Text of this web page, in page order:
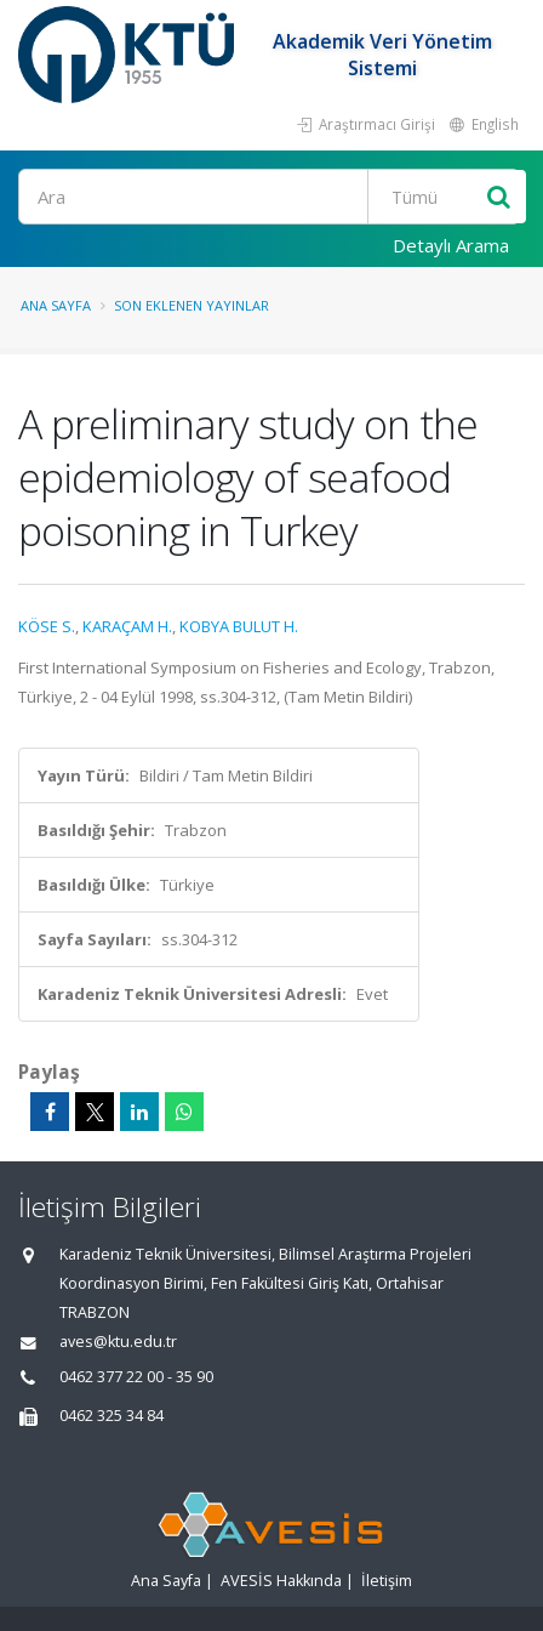
Akademik Veri Yönetim
Sistemi
Araştırmacı Girişi English
Ara
Detaylı Arama
ANA SAYFA SON EKLENEN YAYINLAR
A preliminary study on the
epidemiology of seafood
poisoning in Turkey
KÖSE S.,KARAÇAM H.,KOBYA BULUT H.
First International Symposium on Fisheries and Ecology, Trabzon,
Türkiye, 2 - 04 Eylül 1998, ss.304-312, (Tam Metin Bildiri)
Yayın Türü: Bildiri / Tam Metin Bildiri
Basıldığı Şehir: Trabzon
Basıldığı Ülke: Türkiye
Sayfa Sayıları: ss.304-312
Karadeniz Teknik Üniversitesi Adresli: Evet
Paylaş
İletişim Bilgileri
Karadeniz Teknik Üniversitesi, Bilimsel Araştırma Projeleri
Koordinasyon Birimi, Fen Fakültesi Giriş Katı, Ortahisar
TRABZON
aves@ktu.edu.tr
0462 377 22 00 - 35 90
0462 325 34 84
Ana Sayfa | AVESİS Hakkında | İletişim